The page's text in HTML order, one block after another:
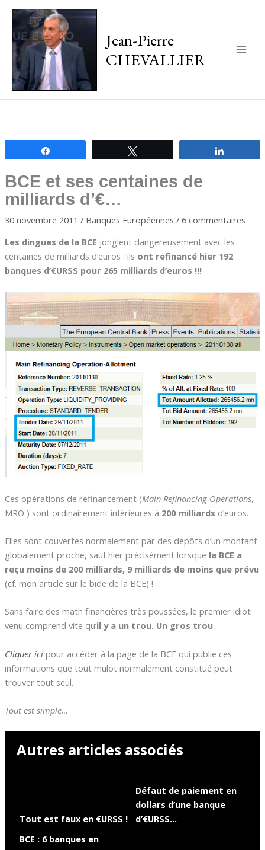
Jean-Pierre
CHEVALLIER
BCE et ses centaines de
milliards d’€…
30 novembre 2011 / Banques Européennes / 6 commentaires
Les dingues de la BCE jonglent dangereusement avec les
centaines de milliards d’euros : ils ont refinancé hier 192
banques d’€URSS pour 265 milliards d’euros !!!
Ces opérations de refinancement (Main Refinancing Operations,
MRO ) sont ordinairement inférieures à 200 milliards d’euros.
Elles sont couvertes normalement par des dépôts d’un montant
globalement proche, sauf hier précisément lorsque la BCE a
reçu moins de 200 milliards, 9 milliards de moins que prévu
(cf. mon article sur le bide de la BCE) !
Sans faire des math financières très poussées, le premier idiot
venu comprend vite qu’il y a un trou. Un gros trou.
Cliquer icipour accéder à la page de la BCE qui publie ces
informations que tout mulot normalement constitué peut
trouver tout seul.
Tout est simple…
Autres articles associés
Tout est faux en €URSS !
Défaut de paiement en
dollars d’une banque
d’€URSS…
BCE : 6 banques en